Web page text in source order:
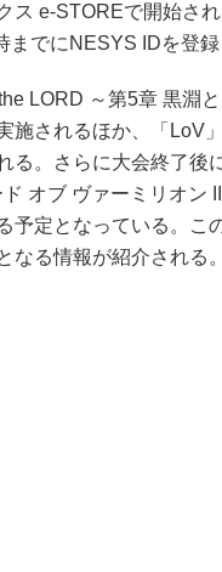
ス e-STOREで開始さ
までにNESYS IDを登
LORD ～第5章 黒淵
施されるほか、「LoV
る。さらに大会終了後
オブ ヴァーミリオン
予定となっている。こ
なる情報が紹介される。